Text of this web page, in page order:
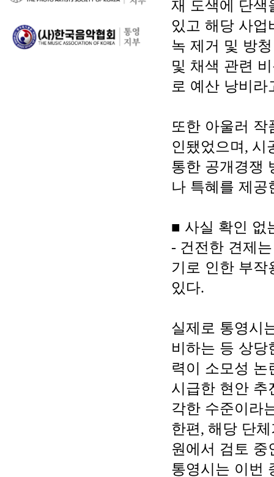
재 도색에 단색
있고 해당 사업
녹 제거 및 방
및 채색 관련
로 예산 낭비라
또한 아울러 작
인됐었으며 , 시
통한 공개경쟁
나 특혜를 제공
■ 사실 확인 없
- 건전한 견제
기로 인한 부작
있다.
실제로 통영시
비하는 등 상당
력이 소모성 논
시급한 현안 추
각한 수준이라
한편, 해당 단
원에서 검토 중
통영시는 이번